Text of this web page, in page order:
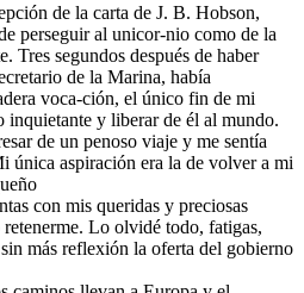
de la carta de J. B. Hobson,
perseguir al unicor-nio como de la
Tres segundos después de haber
de la Marina, había
voca-ción, el único fin de mi
inquietante y liberar de él al mundo.
de un penoso viaje y me sentía
única aspiración era la de volver a mi
con mis queridas y preciosas
Lo olvidé todo, fatigas,
más reflexión la oferta del gobierno